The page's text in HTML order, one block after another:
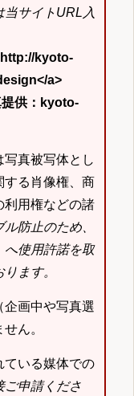
サイトURL入
kyoto-
a>
供：kyoto-
真被写体とし
する肖像権、商
利用権などの諸
ル防止のため、
へ使用許諾を取
ます。
画中や写真選
ん。
いる媒体での
ご申請くださ